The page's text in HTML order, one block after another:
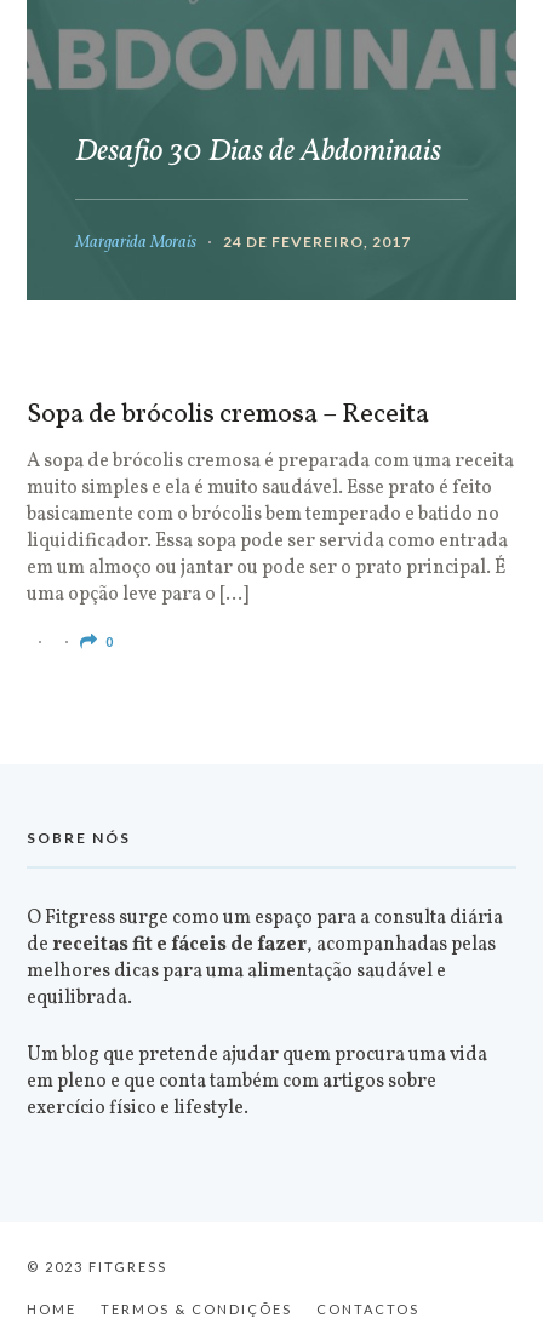
Desafio 30 Dias de Abdominais
Margarida Morais 24 DE FEVEREIRO, 2017
Sopa de brócolis cremosa – Receita
A sopa de brócolis cremosa é preparada com uma receita
muito simples e ela é muito saudável. Esse prato é feito
basicamente com o brócolis bem temperado e batido no
liquidificador. Essa sopa pode ser servida como entrada
em um almoço ou jantar ou pode ser o prato principal. É
uma opção leve para o […]
0
SOBRE NÓS
O Fitgress surge como um espaço para a consulta diária
dereceitas fit e fáceis de fazer, acompanhadas pelas
melhores dicas para uma alimentação saudável e
equilibrada.
Um blog que pretende ajudar quem procura uma vida
em pleno e que conta também com artigos sobre
exercício físico e lifestyle.
© 2023 FITGRESS
HOME TERMOS & CONDIÇÕES CONTACTOS